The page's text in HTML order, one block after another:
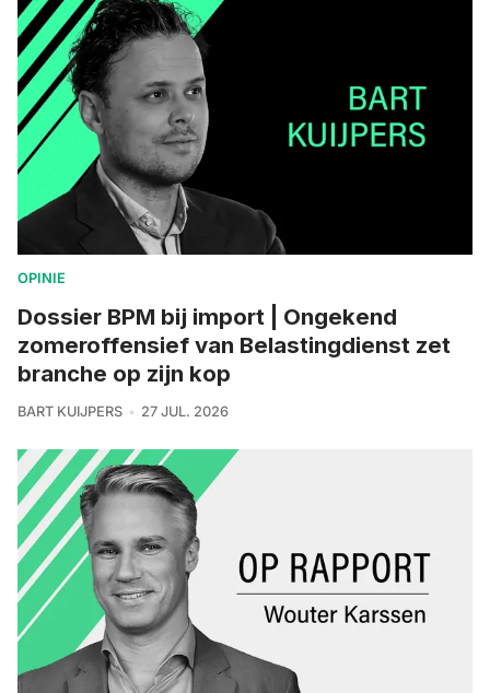
OPINIE
Dossier BPM bij import | Ongekend
zomeroffensief van Belastingdienst zet
branche op zijn kop
BART KUIJPERS 27 JUL. 2026